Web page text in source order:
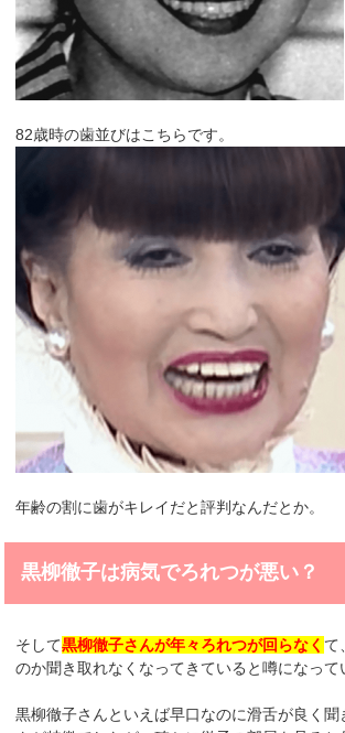
82歳時の歯並びはこちらです。
年齢の割に歯がキレイだと評判なんだとか。
黒柳徹子は病気でろれつが悪い？
そして黒柳徹子さんが年々ろれつが回らなく て
のか聞き取れなくなってきていると噂になって
黒柳徹子さんといえば早口なのに滑舌が良く聞